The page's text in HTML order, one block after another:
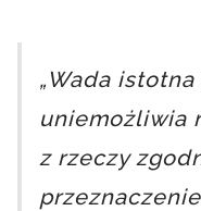
„Wada
uniemożliwia
z rzeczy